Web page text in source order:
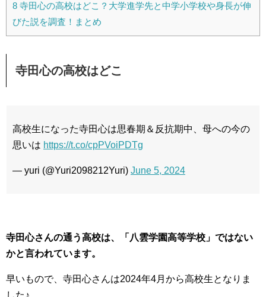
8 寺田心の高校はどこ？大学進学先と中学小学校や身長が伸
びた説を調査！まとめ
寺田心の高校はどこ
高校生になった寺田心は思春期＆反抗期中、母への今の
思いは https://t.co/cpPVoiPDTg
— yuri (@Yuri2098212Yuri) June 5, 2024
寺田心さんの通う高校は、「八雲学園高等学校」ではない
かと言われています。
早いもので、寺田心さんは2024年4月から高校生となりま